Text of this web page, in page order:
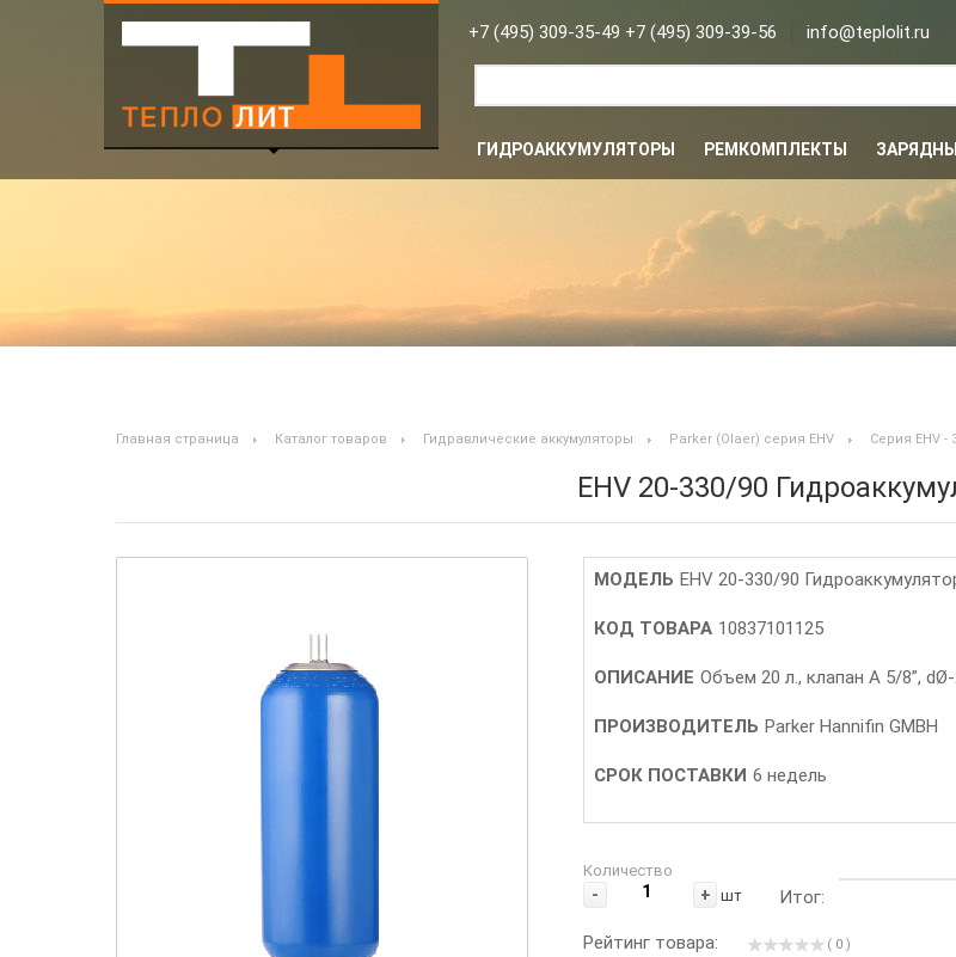
EHV 20-330/90 Гидроаккумулятор+7 (495) 309-35-49 +7 (495) 309-39-56 info@teplolit.ru
ГИДРОАККУМУЛЯТОРЫ РЕМКОМПЛЕКТЫ
Главная страница Каталог товаров Гидравлические аккумуляторы Parker (Olaer) серия EHV Серия EHV -
EHV 20-330/90
МОДЕЛЬ EHV 20-330/90
КОД ТОВАРА 10837101125
ОПИСАНИЕ Объем 20 л., клапан A 5/8”,
ПРОИЗВОДИТЕЛЬ Parker Hannifin GMBH
СРОК ПОСТАВКИ 6 недель
Количество
- + шт Итог:
Рейтинг товара: ( 0 )